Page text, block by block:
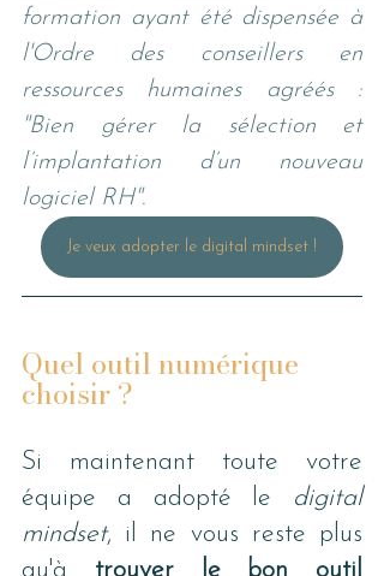
formation ayant été dispensée à
l'Ordre des conseillers en
ressources humaines agréés :
"Bien gérer la sélection et
l’implantation d’un nouveau
logiciel RH".
Je veux adopter le digital mindset !
Quel outil numérique
choisir ?
Si maintenant toute votre
équipe a adopté le digital
mindset, il ne vous reste plus